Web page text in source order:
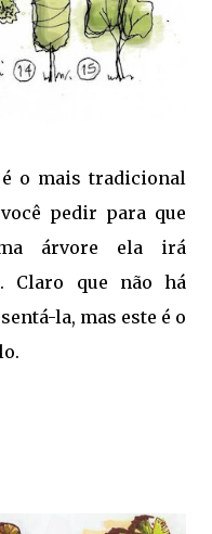
o mais tradicional
pedir para que
árvore ela irá
Claro que não há
la, mas este é o